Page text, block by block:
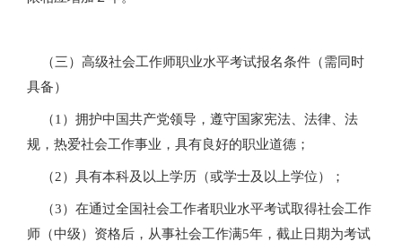
（三）高级社会工作师职业水平考试报名条件（需同时
具备）
（1）拥护中国共产党领导，遵守国家宪法、法律、法
规，热爱社会工作事业，具有良好的职业道德；
（2）具有本科及以上学历（或学士及以上学位）；
（3）在通过全国社会工作者职业水平考试取得社会工作
师（中级）资格后，从事社会工作满5年，截止日期为考试